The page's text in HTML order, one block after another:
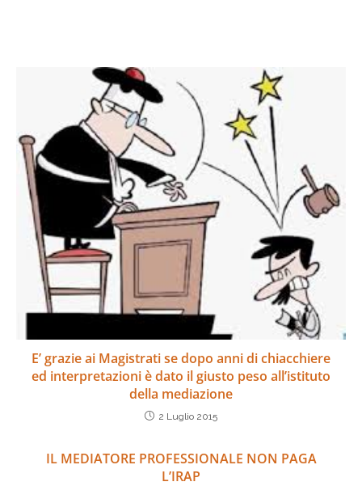
E’ grazie ai Magistrati se dopo anni di chiacchiere
ed interpretazioni è dato il giusto peso all’istituto
della mediazione
2 Luglio 2015
IL MEDIATORE PROFESSIONALE NON PAGA
L’IRAP